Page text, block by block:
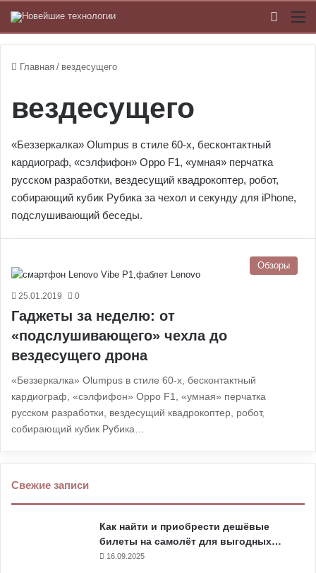
Главная / вездесущего
вездесущего
«Беззеркалка» Olumpus в стиле 60-х, бесконтактный
кардиограф, «сэлфифон» Oppo F1, «умная» перчатка
русском разработки, вездесущий квадрокоптер, робот,
собирающий кубик Рубика за чехол и секунду для iPhone,
подслушивающий беседы.
Обзоры
25.01.2019 0
Гаджеты за неделю: от
«подслушивающего» чехла до
вездесущего дрона
«Беззеркалка» Olumpus в стиле 60-х, бесконтактный
кардиограф, «сэлфифон» Oppo F1, «умная» перчатка
русском разработки, вездесущий квадрокоптер, робот,
собирающий кубик Рубика…
Свежие записи
Как найти и приобрести дешёвые
билеты на самолёт для выгодных…
16.09.2025